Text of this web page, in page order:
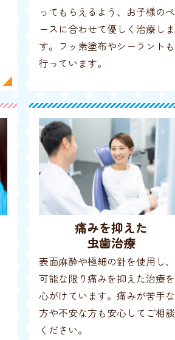
ってもらえるよう、お子様のペ
ースに合わせて優しく治療しま
す。フッ素塗布やシーラントも
行っています。
痛みを抑えた
虫歯治療
表面麻酔や極細の針を使用し、
可能な限り痛みを抑えた治療を
心がけています。痛みが苦手な
方や不安な方も安心してご相談
ください。